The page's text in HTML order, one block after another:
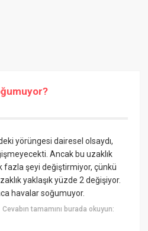
yörüngesi dairesel olsaydı,
Ancak bu uzaklık
fazla şeyi değiştirmiyor, çünkü
yaklaşık yüzde 2 değişiyor.
havalar soğumuyor.
Cevabın tamamını burada okuyun: